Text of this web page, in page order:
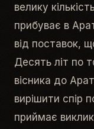
велику
прибуває в
від поставок,
Десять літ по
вісника до
вирішити спір
приймає